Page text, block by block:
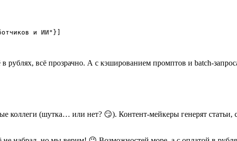
и ИИ"}]
рублях, всё прозрачно. А с кэшированием промптов и batch-
коллеги (шутка… или нет? 😏). Контент-мейкеры генерят